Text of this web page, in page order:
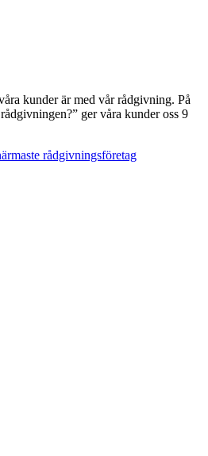
kunder är med vår rådgivning. På
ger våra kunder oss 9